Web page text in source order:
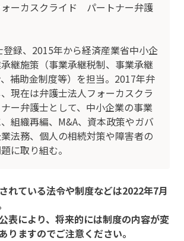
ーカスクライド パートナー弁護
登録、2015年から経済産業省中小企
継施策（事業承継税制、事業承継
補助金制度等）を担当。2017年弁
現在は弁護士法人フォーカスクラ
ー弁護士として、中小企業の事業
組織再編、M&A、資本政策やガバ
法務、個人の相続対策や障害者の
に取り組む。
れている法令や制度などは2022年7月
表により、将来的には制度の内容が変
りますのでご注意ください。